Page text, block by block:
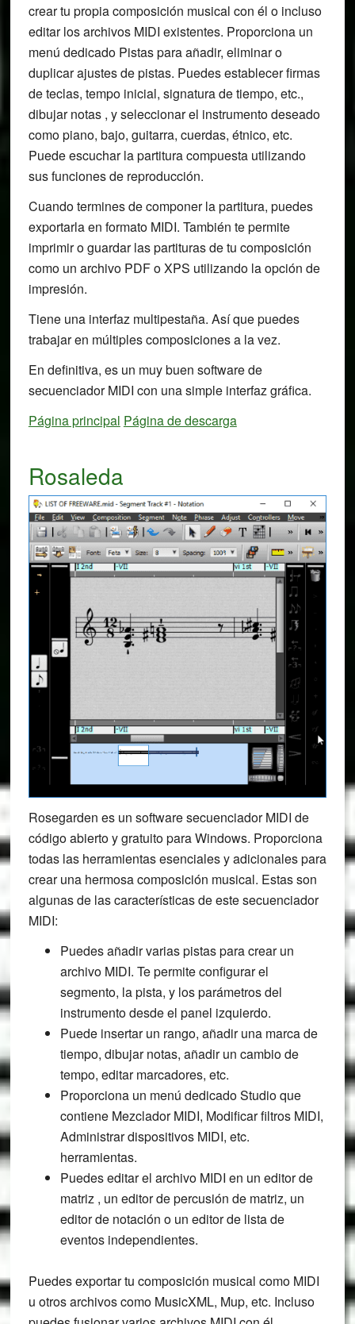
crear tu propia composición musical con él o incluso
editar los archivos MIDI existentes. Proporciona un
menú dedicado Pistas para añadir, eliminar o
duplicar ajustes de pistas. Puedes establecer firmas
de teclas, tempo inicial, signatura de tiempo, etc.,
dibujar notas , y seleccionar el instrumento deseado
como piano, bajo, guitarra, cuerdas, étnico, etc.
Puede escuchar la partitura compuesta utilizando
sus funciones de reproducción.
Cuando termines de componer la partitura, puedes
exportarla en formato MIDI. También te permite
imprimir o guardar las partituras de tu composición
como un archivo PDF o XPS utilizando la opción de
impresión.
Tiene una interfaz multipestaña. Así que puedes
trabajar en múltiples composiciones a la vez.
En definitiva, es un muy buen software de
secuenciador MIDI con una simple interfaz gráfica.
Página principal Página de descarga
Rosaleda
Rosegarden es un software secuenciador MIDI de
código abierto y gratuito para Windows. Proporciona
todas las herramientas esenciales y adicionales para
crear una hermosa composición musical. Estas son
algunas de las características de este secuenciador
MIDI:
Puedes añadir varias pistas para crear un
archivo MIDI. Te permite configurar el
segmento, la pista, y los parámetros del
instrumento desde el panel izquierdo.
Puede insertar un rango, añadir una marca de
tiempo, dibujar notas, añadir un cambio de
tempo, editar marcadores, etc.
Proporciona un menú dedicado Studio que
contiene Mezclador MIDI, Modificar filtros MIDI,
Administrar dispositivos MIDI, etc.
herramientas.
Puedes editar el archivo MIDI en un editor de
matriz , un editor de percusión de matriz, un
editor de notación o un editor de lista de
eventos independientes.
Puedes exportar tu composición musical como MIDI
u otros archivos como MusicXML, Mup, etc. Incluso